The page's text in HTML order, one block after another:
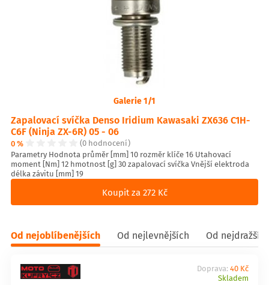
Galerie 1/1
Zapalovací svíčka Denso Iridium Kawasaki ZX636 C1H-
C6F (Ninja ZX-6R) 05 - 06
0 %
(0 hodnocení)
Parametry Hodnota průměr [mm] 10 rozměr klíče 16 Utahovací
moment [Nm] 12 hmotnost [g] 30 zapalovací svíčka Vnější elektroda
délka závitu [mm] 19
Koupit za 272 Kč
Od nejoblíbenějších Od nejlevnějších Od
Doprava: 40 Kč
Skladem